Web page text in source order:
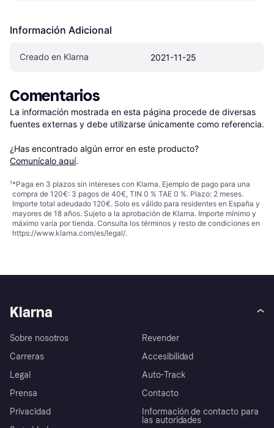
Información Adicional
Creado en Klarna 2021-11-25
Comentarios
La información mostrada en esta página procede de diversas
fuentes externas y debe utilizarse únicamente como referencia.
¿Has encontrado algún error en este producto?
Comunícalo aquí.
¹*Paga en 3 plazos sin intereses con Klarna. Ejemplo de pago para una
compra de 120€: 3 pagos de 40€, TIN 0 % TAE 0 %. Plazo: 2 meses.
Importe total adeudado 120€. Solo es válido para residentes en España y
mayores de 18 años. Sujeto a la aprobación de Klarna. Importe mínimo y
máximo varía por tienda. Consulta los términos y resto de condiciones en
https://www.klarna.com/es/legal/.
Klarna
Sobre nosotros
Carreras
Legal
Prensa
Privacidad
Revender
Accesibilidad
Auto-Track
Contacto
Información de contacto para
las autoridades